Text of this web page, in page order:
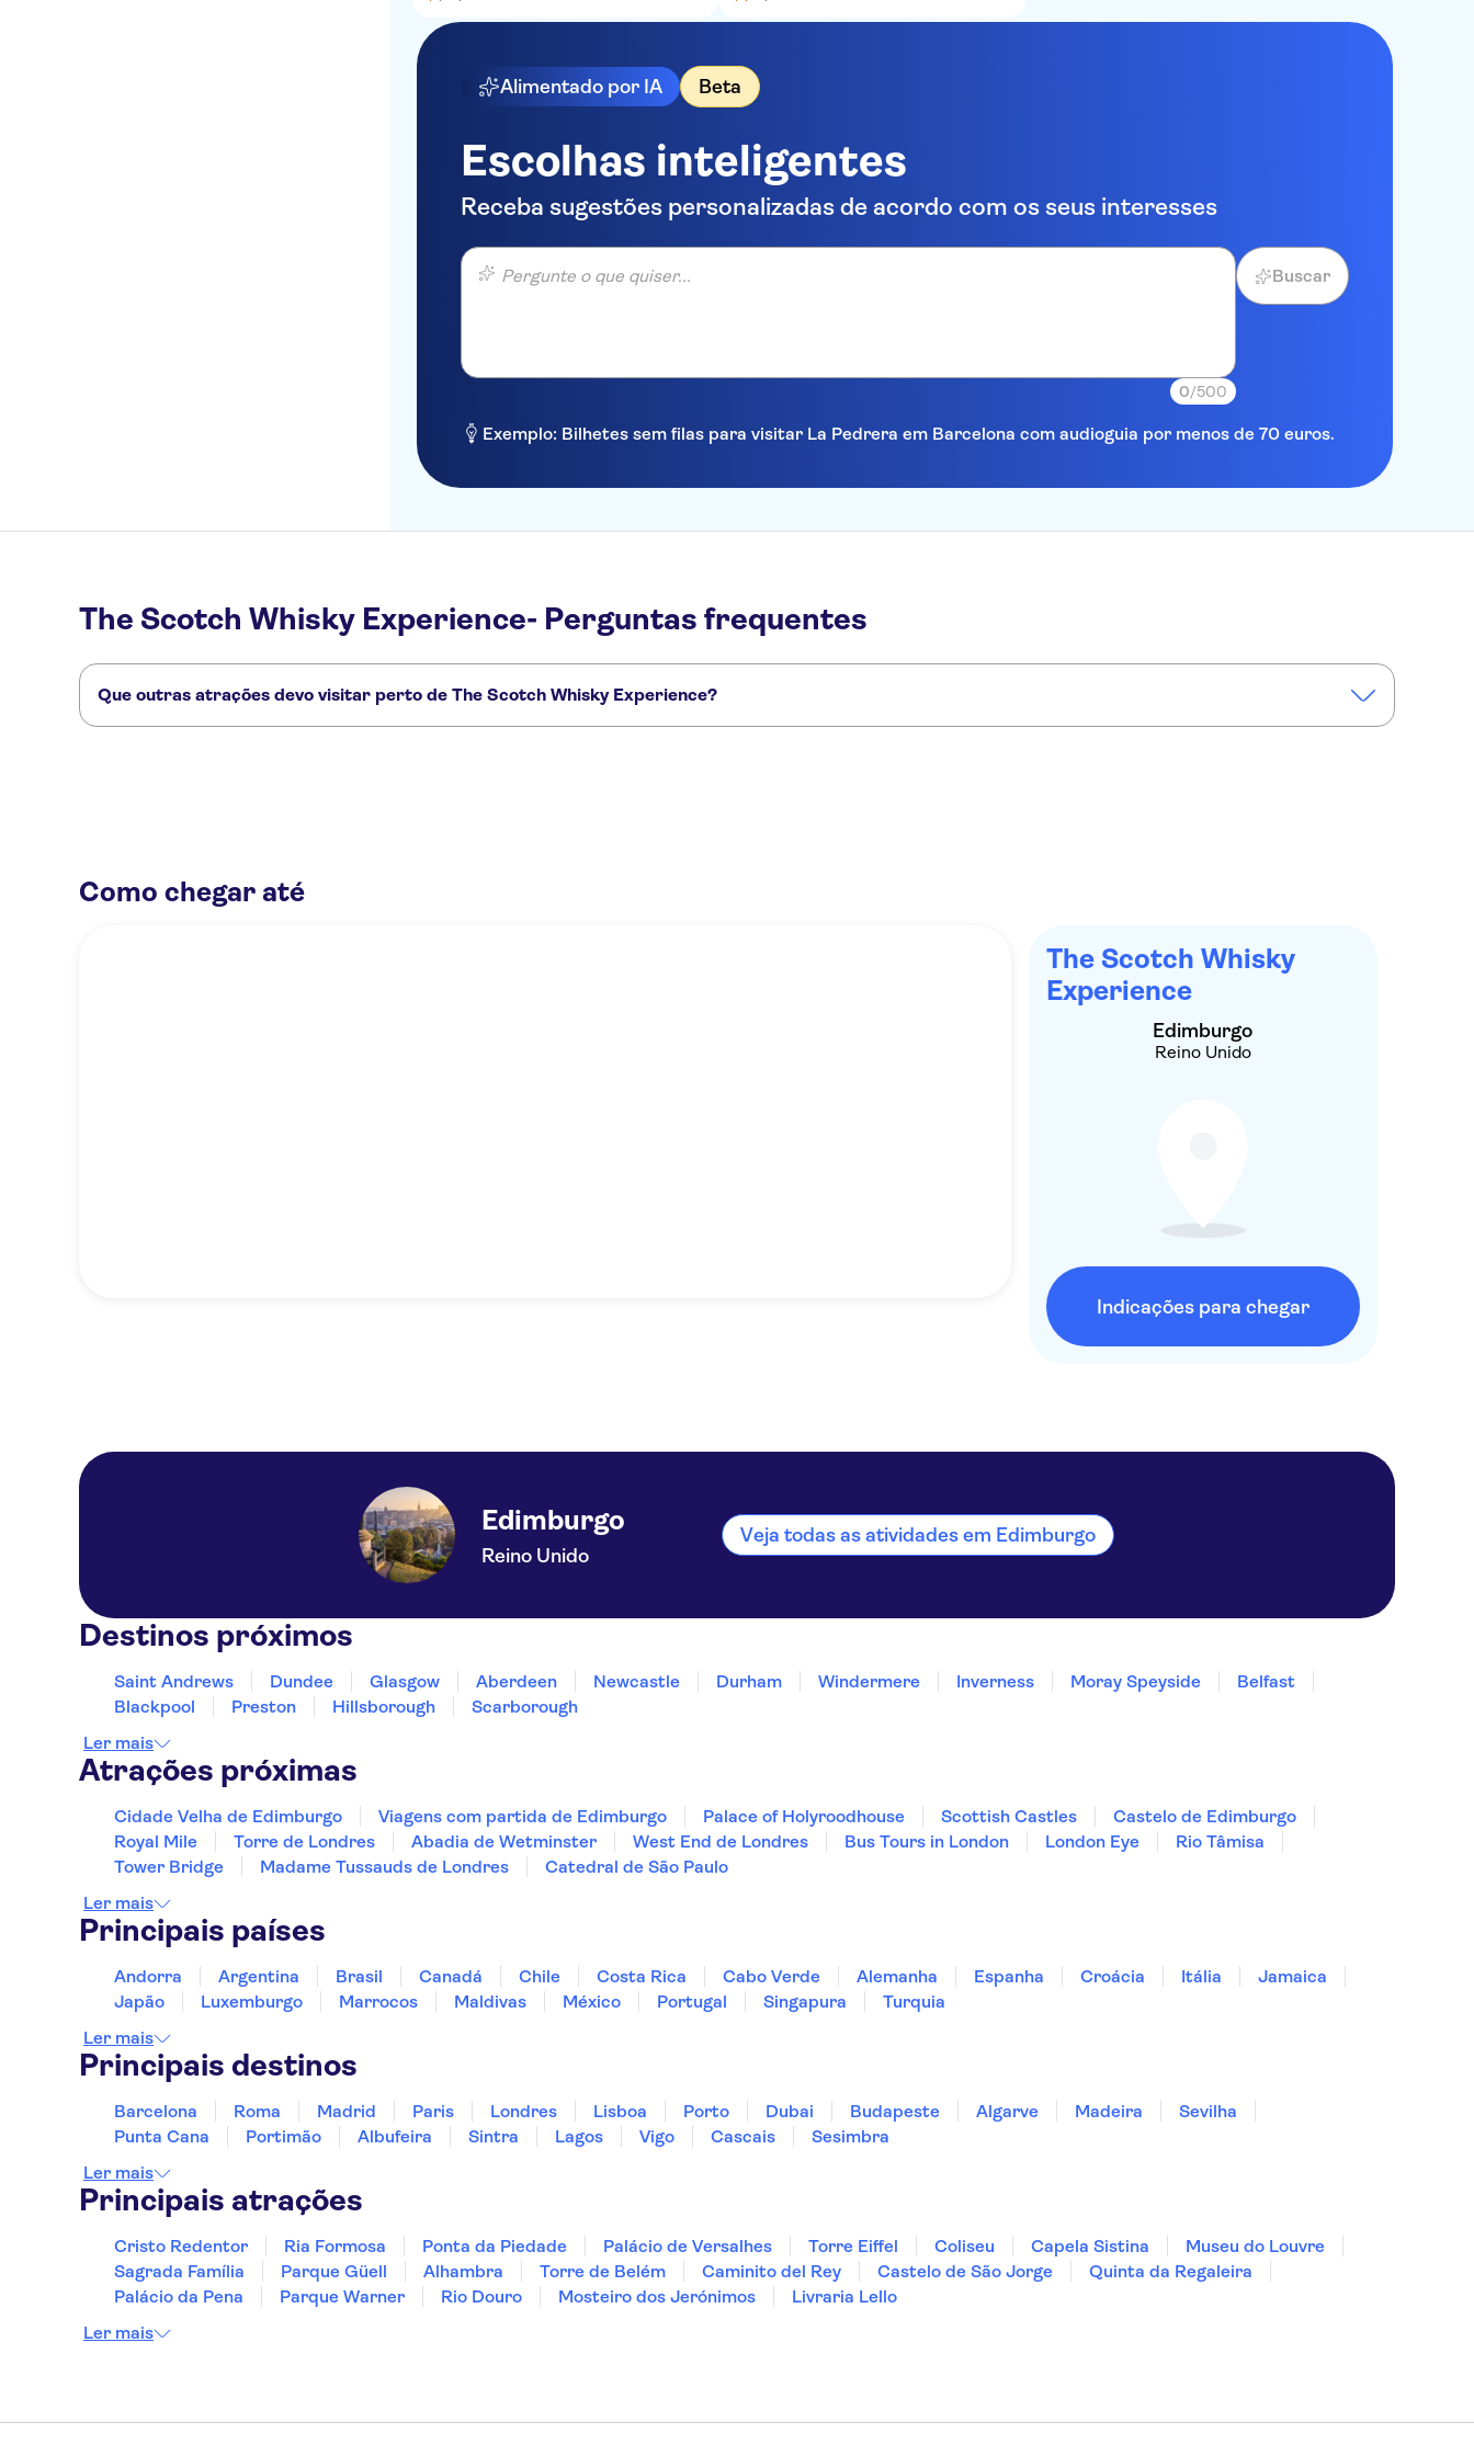
Alimentado por IA Beta
Escolhas inteligentes
Receba sugestões personalizadas de acordo com os seus interesses
Pergunte o que quiser...
0/500
Buscar
Exemplo: Bilhetes sem filas para visitar La Pedrera em Barcelona com audioguia por menos de 70 euros.
The Scotch Whisky Experience- Perguntas frequentes
Que outras atrações devo visitar perto de The Scotch Whisky Experience?
Como chegar até
The Scotch Whisky
Experience
Edimburgo
Reino Unido
Indicações para chegar
Edimburgo
Reino Unido
Veja todas as atividades em Edimburgo
Destinos próximos
Saint Andrews Dundee Glasgow Aberdeen Newcastle Durham Windermere Inverness Moray Speyside
Belfast
Blackpool
Preston Hillsborough
Scarborough
Ler mais
Atrações próximas
Cidade Velha de Edimburgo Viagens com partida de Edimburgo Palace of Holyroodhouse Scottish Castles
Castelo de Edimburgo
Royal Mile
Torre de Londres Abadia de Wetminster West End de Londres Bus Tours in London London Eye
Rio Tâmisa
Tower Bridge
Madame Tussauds de Londres
Catedral de São Paulo
Ler mais
Principais países
Andorra Argentina Brasil Canadá Chile Costa Rica Cabo Verde Alemanha Espanha Croácia Itália
Jamaica
Japão
Luxemburgo Marrocos Maldivas México Portugal Singapura
Turquia
Ler mais
Principais destinos
Barcelona Roma Madrid Paris Londres Lisboa Porto Dubai Budapeste Algarve Madeira
Sevilha
Punta Cana
Portimão Albufeira Sintra Lagos Vigo Cascais
Sesimbra
Ler mais
Principais atrações
Cristo Redentor Ria Formosa Ponta da Piedade Palácio de Versalhes Torre Eiffel Coliseu Capela Sistina
Museu do Louvre
Sagrada Família
Parque Güell Alhambra Torre de Belém Caminito del Rey Castelo de São Jorge
Quinta da Regaleira
Palácio da Pena
Parque Warner Rio Douro Mosteiro dos Jerónimos
Livraria Lello
Ler mais